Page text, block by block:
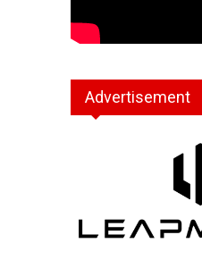
Advertisement